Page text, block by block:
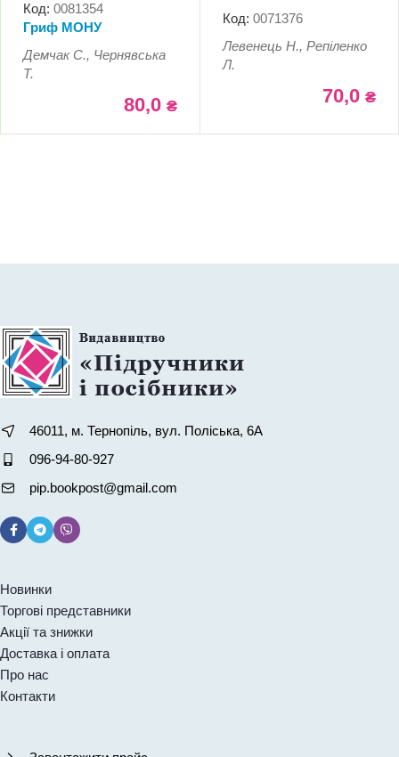
ін.)
Код: 0081354
Гриф МОНУ
Демчак С., Чернявська
Т.
80,0 ₴
Код: 0071376
Левенець Н., Репіленко
Л.
70,0 ₴
46011, м. Тернопіль, вул. Поліська, 6А
096-94-80-927
pip.bookpost@gmail.com
Новинки
Торгові представники
Акції та знижки
Доставка і оплата
Про нас
Контакти